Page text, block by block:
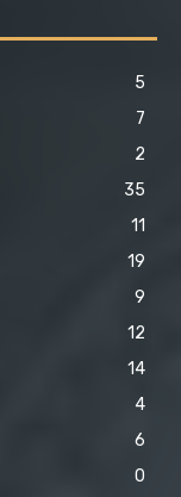
5
7
2
35
11
19
9
12
14
4
6
0